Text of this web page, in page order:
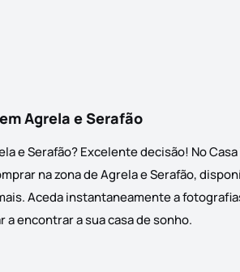
Agrela e Serafão
e Serafão? Excelente decisão! No
na zona de Agrela e Serafão,
Aceda instantaneamente a
encontrar a sua casa de sonho.